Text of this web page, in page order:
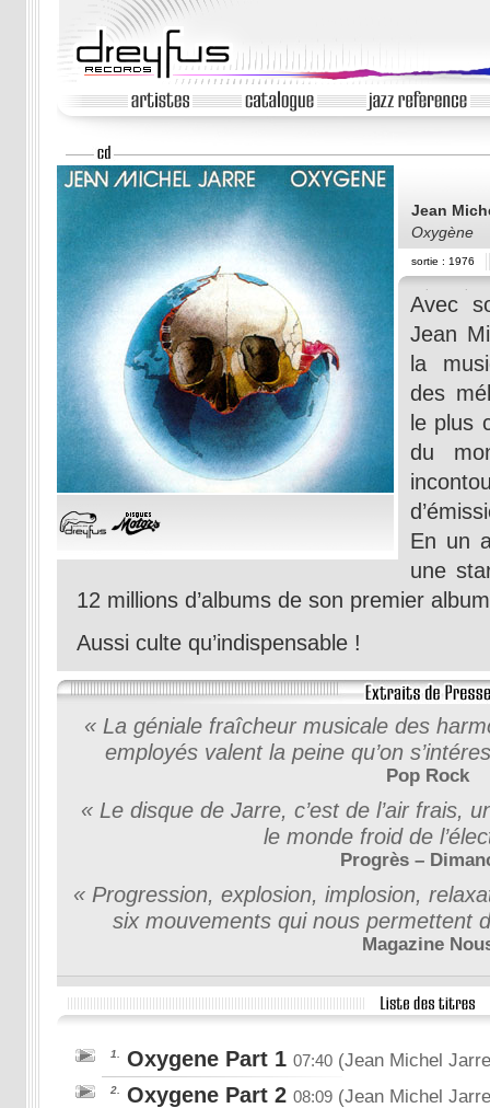
Jean
Oxygène
sortie : 1976
Avec
Jean
la
des
le plus
du
En un
une
12 millions d’albums de son premier
Aussi culte qu’indispensable !
« La géniale fraîcheur musicale des
employés valent la peine qu’on
Pop Rock
« Le disque de Jarre, c’est de l’air frais,
le monde froid de
Progrès –
« Progression, explosion, implosion,
six mouvements qui nous permettent
Magazine
1. Oxygene Part 1 07:40 (Jean Michel
2. Oxygene Part 2 08:09 (Jean Michel